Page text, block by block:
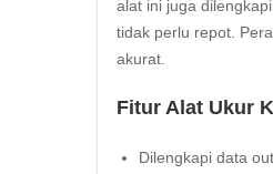
alat ini juga
tidak perlu repot.
akurat.
Fitur Alat Ukur
Dilengkapi data